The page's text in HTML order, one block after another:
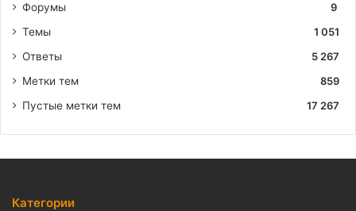
Форумы
9
Темы
1 051
Ответы
5 267
Метки тем
859
Пустые метки тем
17 267
Категории